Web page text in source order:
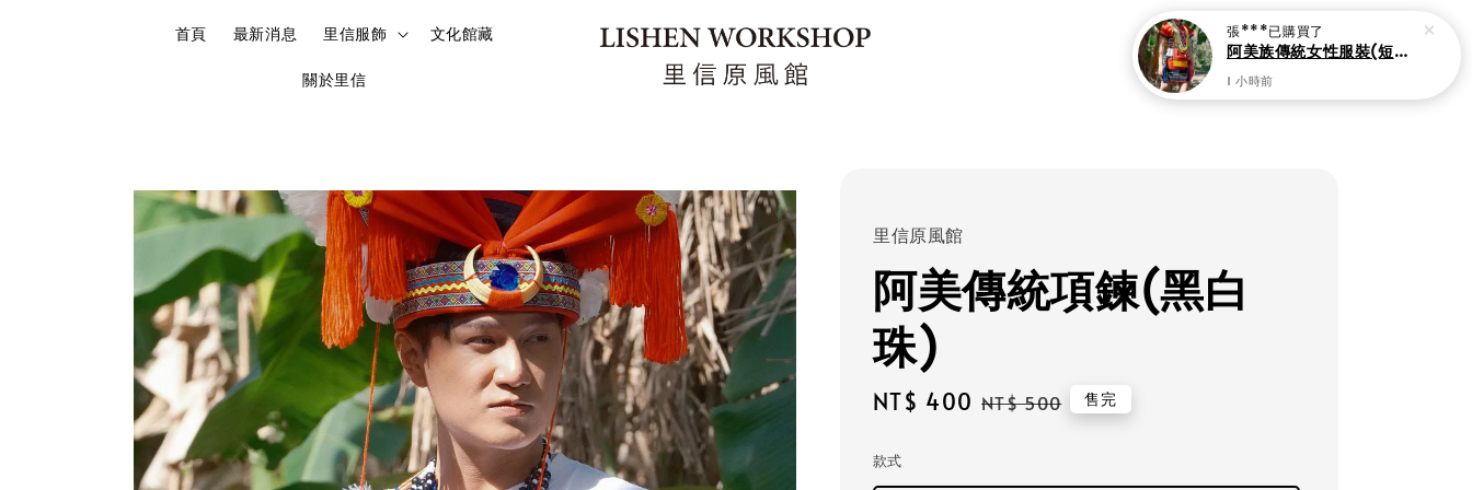
首頁 最新消息 里信服飾 文化館藏
關於里信
里信原風館
阿美傳統項鍊(黑白
珠)
Sale
NT$ 400 Regular
NT$ 500 售完
款式
張***已購買了
阿美族傳統女性服裝(短裙組)
1 小時前